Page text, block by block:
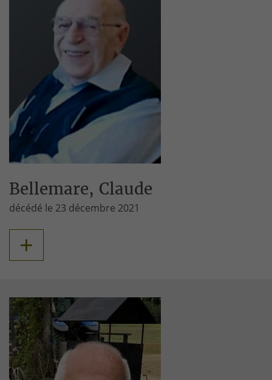
Bellemare, Claude
décédé le 23 décembre 2021
+